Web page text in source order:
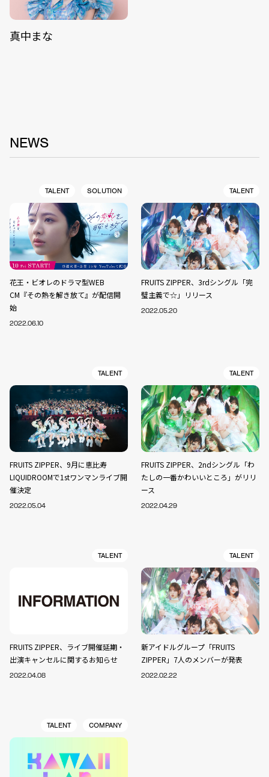
真中まな
NEWS
TALENT SOLUTION
花王・ビオレのドラマ型WEB
CM『その熱を解き放て』が配信開
始
2022.06.10
TALENT
FRUITS ZIPPER、3rdシングル「完
璧主義で☆」リリース
2022.05.20
TALENT
FRUITS ZIPPER、9月に恵比寿
LIQUIDROOMで1stワンマンライブ開
催決定
2022.05.04
TALENT
FRUITS ZIPPER、2ndシングル「わ
たしの一番かわいいところ」がリリ
ース
2022.04.29
TALENT
FRUITS ZIPPER、ライブ開催延期・
出演キャンセルに関するお知らせ
2022.04.08
TALENT
新アイドルグループ「FRUITS
ZIPPER」7人のメンバーが発表
2022.02.22
TALENT COMPANY